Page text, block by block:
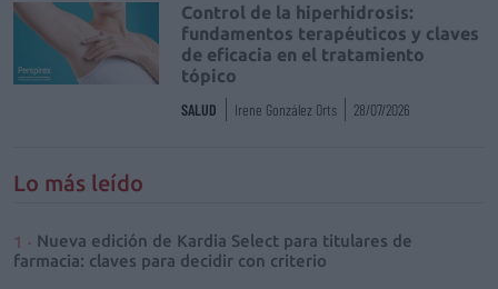
Control de la hiperhidrosis:
fundamentos terapéuticos y claves
de eficacia en el tratamiento
tópico
SALUD Irene González Orts 28/07/2026
Lo más leído
Nueva edición de Kardia Select para titulares de
farmacia: claves para decidir con criterio